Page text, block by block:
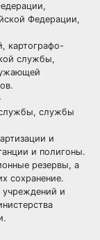
Федерации,
картографо-
службы,
службы, службы
и
и полигоны.
резервы, а
сохранение.
учреждений и